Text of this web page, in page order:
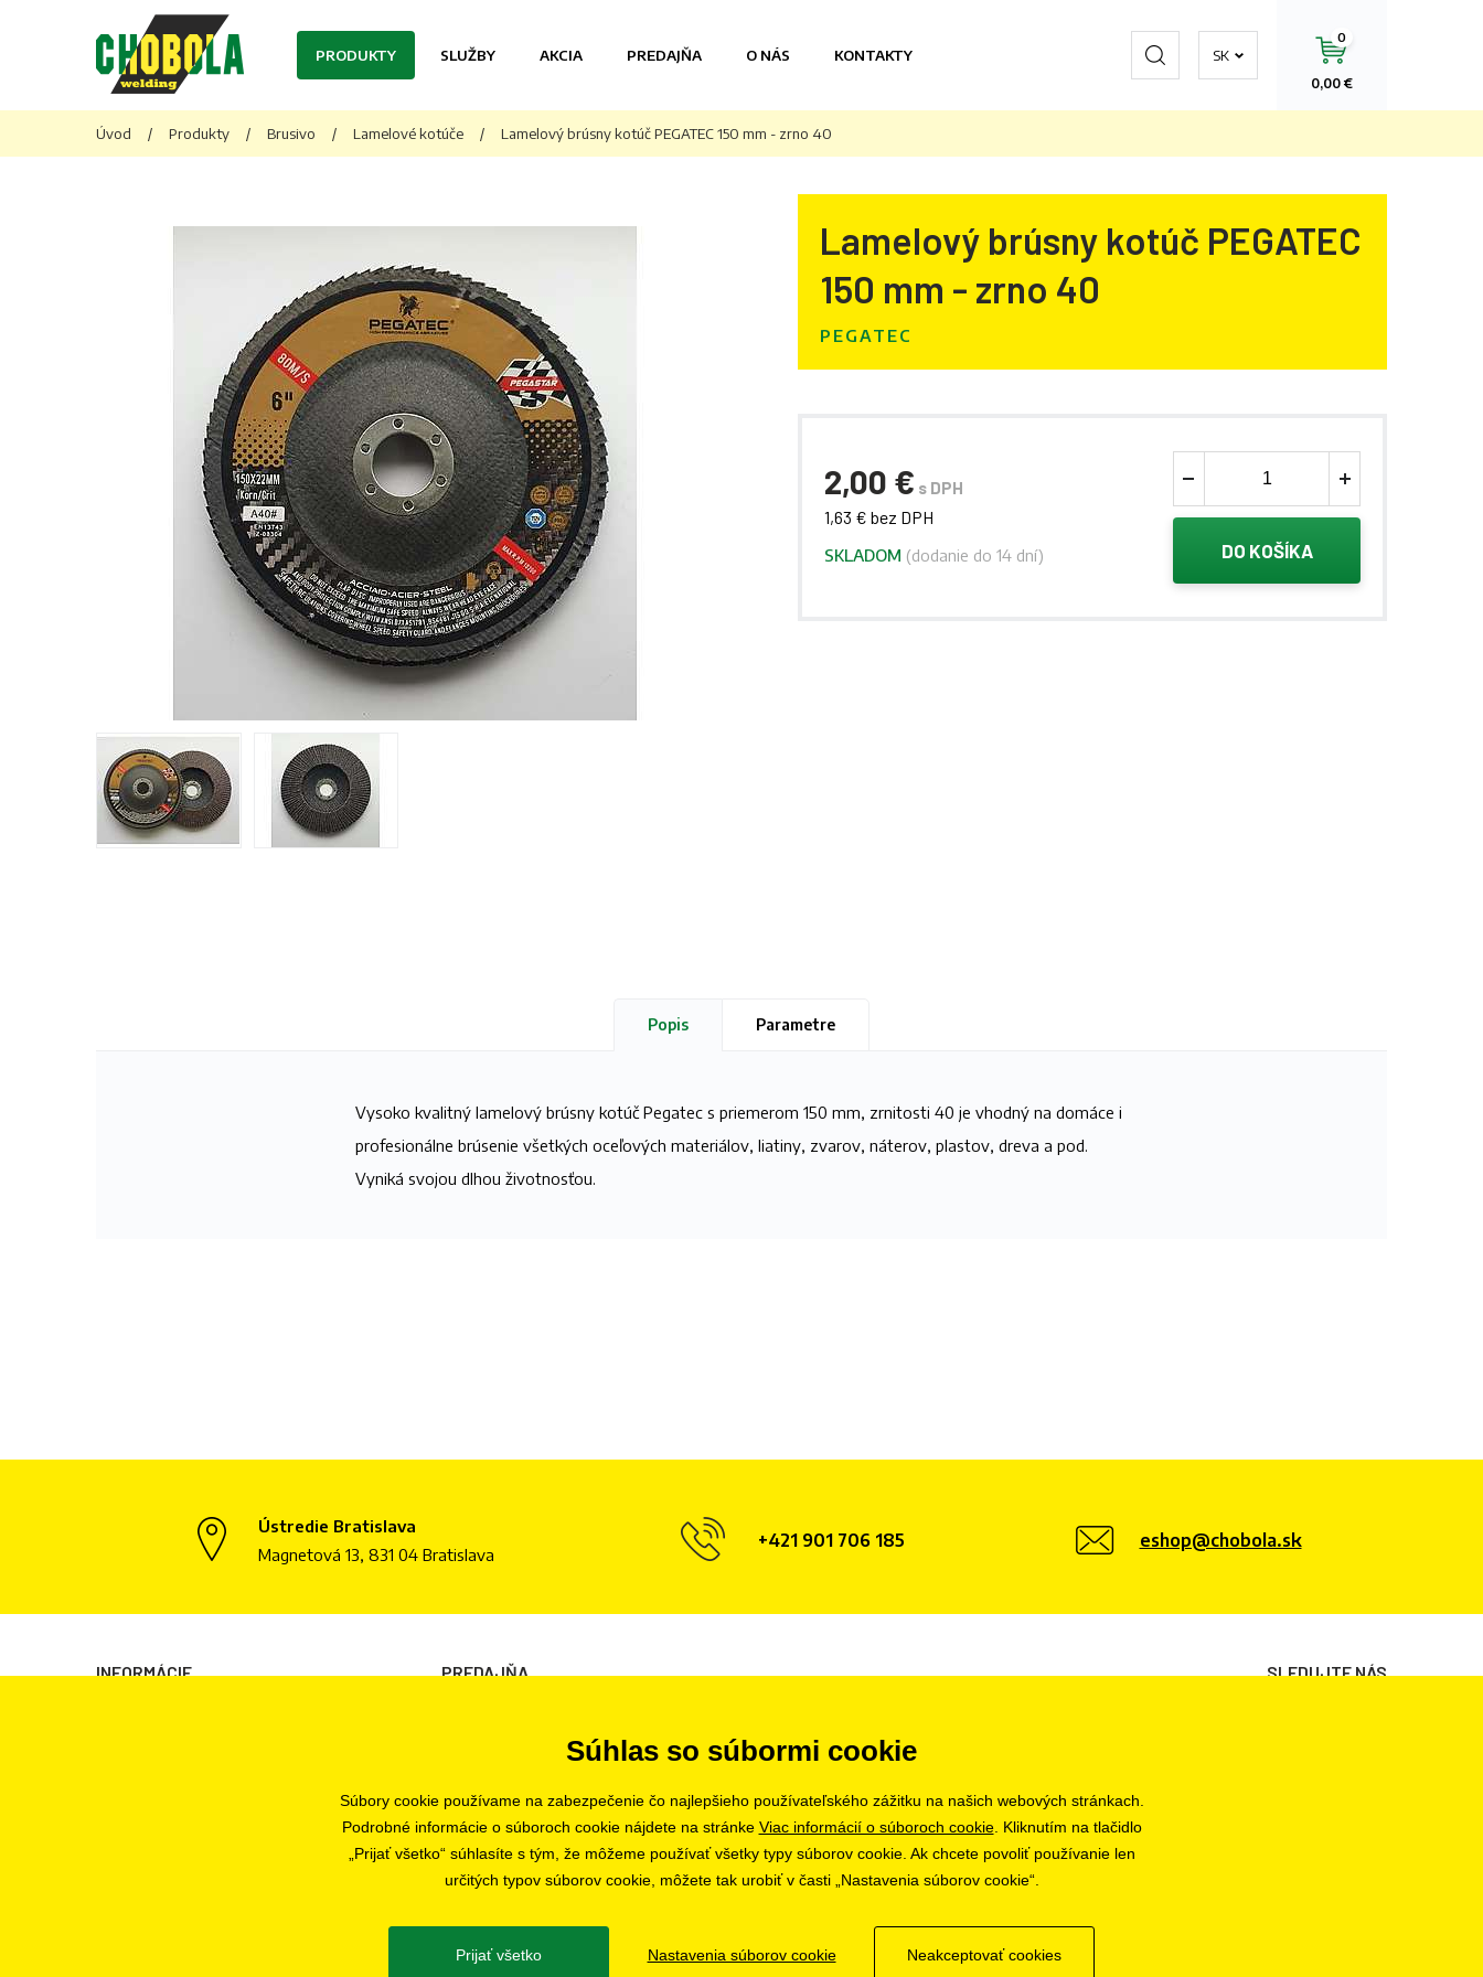
PRODUKTY SLUŽBY AKCIA PREDAJŇA O NÁS KONTAKTY
0,00 €
0
SKHľadať
Úvod / Produkty / Brusivo / Lamelové kotúče / Lamelový brúsny kotúč PEGATEC 150 mm - zrno 40
Lamelový brúsny kotúč PEGATEC
150 mm - zrno 40
PEGATEC
2,00 € s DPH
1,63 € bez DPH
SKLADOM (dodanie do 14 dní) DO KOŠÍKA
Popis Parametre
Vysoko kvalitný lamelový brúsny kotúč Pegatec s priemerom 150 mm, zrnitosti 40 je vhodný na domáce i
profesionálne brúsenie všetkých oceľových materiálov, liatiny, zvarov, náterov, plastov, dreva a pod.
Vyniká svojou dlhou životnosťou.
Ústredie Bratislava
Magnetová 13, 831 04 Bratislava
+421 901 706 185 eshop@chobola.sk
INFORMÁCIE PREDAJŇA SLEDUJTE NÁS
Súhlas so súbormi cookie
Súbory cookie používame na zabezpečenie čo najlepšieho používateľského zážitku na našich webových stránkach.
Podrobné informácie o súboroch cookie nájdete na stránke Viac informácií o súboroch cookie. Kliknutím na tlačidlo
„Prijať všetko“ súhlasíte s tým, že môžeme používať všetky typy súborov cookie. Ak chcete povoliť používanie len
určitých typov súborov cookie, môžete tak urobiť v časti „Nastavenia súborov cookie“.
Prijať všetko Nastavenia súborov cookie Neakceptovať cookies